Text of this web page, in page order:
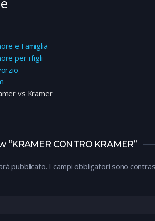
e Famiglia
per i figli
vs Kramer
CONTRO KRAMER”
pubblicato. I campi obbligatori sono